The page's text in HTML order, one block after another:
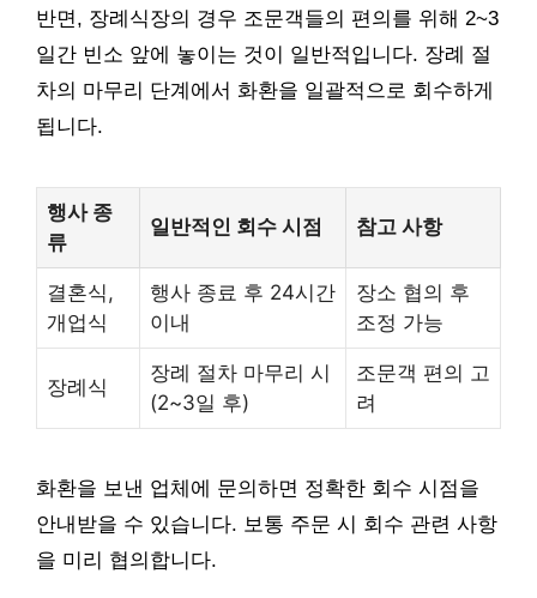
반면, 장례식장의 경우 조문객들의 편의를 위해 2~3
일간 빈소 앞에 놓이는 것이 일반적입니다. 장례 절
차의 마무리 단계에서 화환을 일괄적으로 회수하게
됩니다.
행사 종
류
일반적인 회수 시점 참고 사항
결혼식,
개업식
행사 종료 후 24시간
이내
장소 협의 후
조정 가능
장례식
장례 절차 마무리 시
(2~3일 후)
조문객 편의 고
려
화환을 보낸 업체에 문의하면 정확한 회수 시점을
안내받을 수 있습니다. 보통 주문 시 회수 관련 사항
을 미리 협의합니다.